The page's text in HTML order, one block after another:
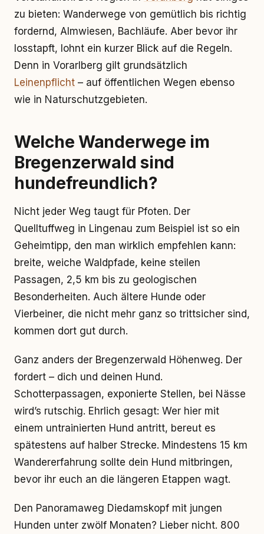
zu bieten: Wanderwege von gemütlich bis richtig
fordernd, Almwiesen, Bachläufe. Aber bevor ihr
losstapft, lohnt ein kurzer Blick auf die Regeln.
Denn in Vorarlberg gilt grundsätzlich
Leinenpflicht – auf öffentlichen Wegen ebenso
wie in Naturschutzgebieten.
Welche Wanderwege im
Bregenzerwald sind
hundefreundlich?
Nicht jeder Weg taugt für Pfoten. Der
Quelltuffweg in Lingenau zum Beispiel ist so ein
Geheimtipp, den man wirklich empfehlen kann:
breite, weiche Waldpfade, keine steilen
Passagen, 2,5 km bis zu geologischen
Besonderheiten. Auch ältere Hunde oder
Vierbeiner, die nicht mehr ganz so trittsicher sind,
kommen dort gut durch.
Ganz anders der Bregenzerwald Höhenweg. Der
fordert – dich und deinen Hund.
Schotterpassagen, exponierte Stellen, bei Nässe
wird’s rutschig. Ehrlich gesagt: Wer hier mit
einem untrainierten Hund antritt, bereut es
spätestens auf halber Strecke. Mindestens 15 km
Wandererfahrung sollte dein Hund mitbringen,
bevor ihr euch an die längeren Etappen wagt.
Den Panoramaweg Diedamskopf mit jungen
Hunden unter zwölf Monaten? Lieber nicht. 800